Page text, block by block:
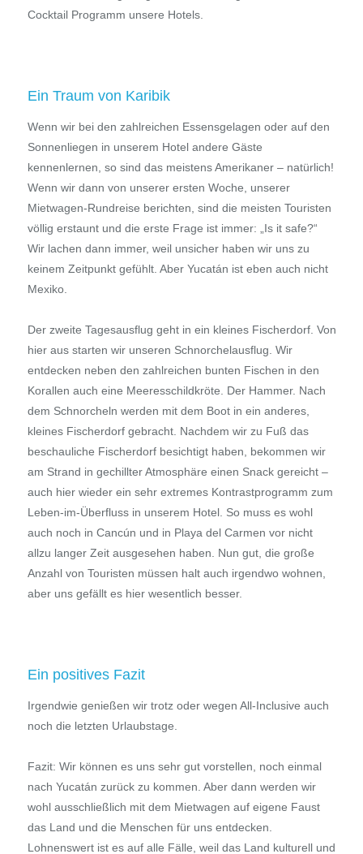
Cocktail Programm unsere Hotels.
Ein Traum von Karibik
Wenn wir bei den zahlreichen Essensgelagen oder auf den
Sonnenliegen in unserem Hotel andere Gäste
kennenlernen, so sind das meistens Amerikaner – natürlich!
Wenn wir dann von unserer ersten Woche, unserer
Mietwagen-Rundreise berichten, sind die meisten Touristen
völlig erstaunt und die erste Frage ist immer: „Is it safe?“
Wir lachen dann immer, weil unsicher haben wir uns zu
keinem Zeitpunkt gefühlt. Aber Yucatán ist eben auch nicht
Mexiko.
Der zweite Tagesausflug geht in ein kleines Fischerdorf. Von
hier aus starten wir unseren Schnorchelausflug. Wir
entdecken neben den zahlreichen bunten Fischen in den
Korallen auch eine Meeresschildkröte. Der Hammer. Nach
dem Schnorcheln werden mit dem Boot in ein anderes,
kleines Fischerdorf gebracht. Nachdem wir zu Fuß das
beschauliche Fischerdorf besichtigt haben, bekommen wir
am Strand in gechillter Atmosphäre einen Snack gereicht –
auch hier wieder ein sehr extremes Kontrastprogramm zum
Leben-im-Überfluss in unserem Hotel. So muss es wohl
auch noch in Cancún und in Playa del Carmen vor nicht
allzu langer Zeit ausgesehen haben. Nun gut, die große
Anzahl von Touristen müssen halt auch irgendwo wohnen,
aber uns gefällt es hier wesentlich besser.
Ein positives Fazit
Irgendwie genießen wir trotz oder wegen All-Inclusive auch
noch die letzten Urlaubstage.
Fazit: Wir können es uns sehr gut vorstellen, noch einmal
nach Yucatán zurück zu kommen. Aber dann werden wir
wohl ausschließlich mit dem Mietwagen auf eigene Faust
das Land und die Menschen für uns entdecken.
Lohnenswert ist es auf alle Fälle, weil das Land kulturell und